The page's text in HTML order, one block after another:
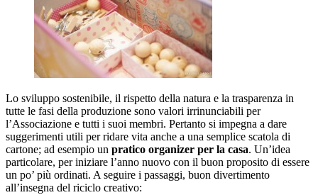
Lo sviluppo sostenibile, il rispetto della natura e la trasparenza in
tutte le fasi della produzione sono valori irrinunciabili per
l’Associazione e tutti i suoi membri. Pertanto si impegna a dare
suggerimenti utili per ridare vita anche a una semplice scatola di
cartone; ad esempio un pratico organizer per la casa. Un’idea
particolare, per iniziare l’anno nuovo con il buon proposito di essere
un po’ più ordinati. A seguire i passaggi, buon divertimento
all’insegna del riciclo creativo: